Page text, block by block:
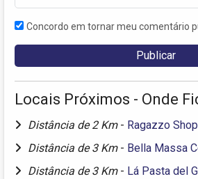
Concordo em tornar meu comentário
Locais Próximos - Onde
Distância de 2 Km - Ragazzo
Distância de 3 Km - Bella Massa
Distância de 3 Km - Lá Pasta del